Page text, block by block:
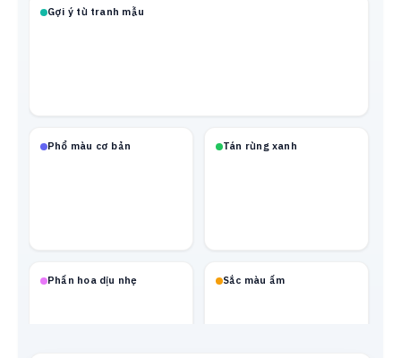
Gợi ý từ tranh mẫu
Phổ màu cơ bản Tán rừng xanh
Phấn hoa dịu nhẹ Sắc màu ấm